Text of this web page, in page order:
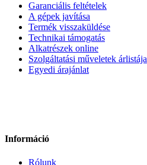
Garanciális feltételek
A gépek javítása
Termék visszaküldése
Technikai támogatás
Alkatrészek online
Szolgáltatási műveletek árlistája
Egyedi árajánlat
Információ
Rólunk